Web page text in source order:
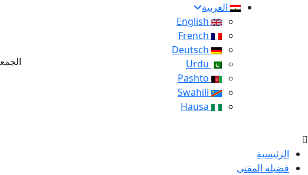
العربية
الجمعة, 07 أغسطس 2026
الرئيسية
فضيلة المفتى